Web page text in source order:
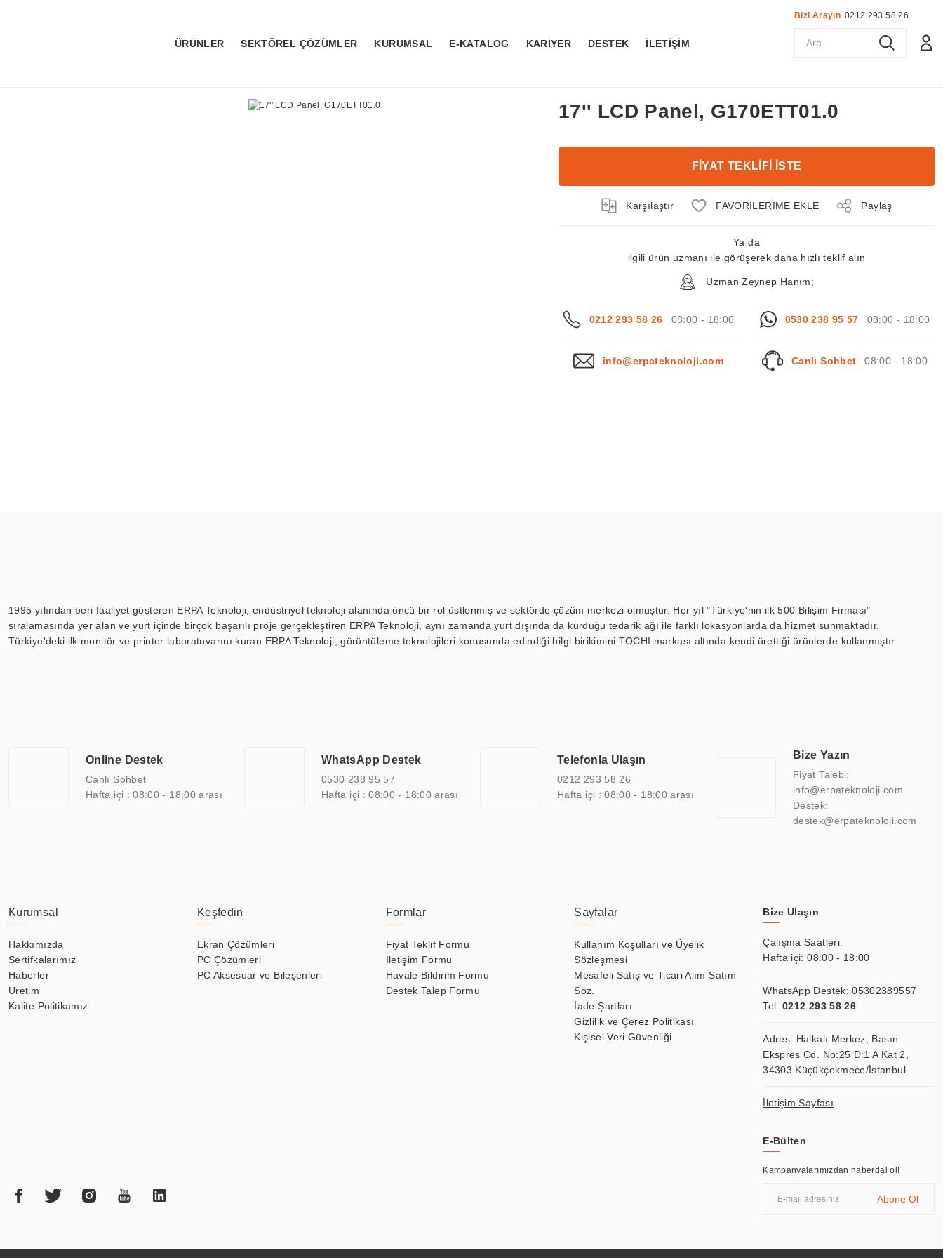
ÜRÜNLER SEKTÖREL ÇÖZÜMLER KURUMSAL E-KATALOG KARİYER DESTEK İLETİŞİM
Bizi Arayın 0212 293 58 26
17'' LCD Panel, G170ETT01.0
FİYAT TEKLİFİ İSTE
Karşılaştır Paylaş
Ya da
ilgili ürün uzmanı ile görüşerek daha hızlı teklif alın
Uzman Zeynep Hanım;
0212 293 58 26 08:00 - 18:00 0530 238 95 57 08:00 - 18:00
info@erpateknoloji.com Canlı Sohbet 08:00 - 18:00
1995 yılından beri faaliyet gösteren ERPA Teknoloji, endüstriyel teknoloji alanında öncü bir rol üstlenmiş ve sektörde çözüm merkezi olmuştur. Her yıl "Türkiye'nin ilk 500 Bilişim Firması"
sıralamasında yer alan ve yurt içinde birçok başarılı proje gerçekleştiren ERPA Teknoloji, aynı zamanda yurt dışında da kurduğu tedarik ağı ile farklı lokasyonlarda da hizmet sunmaktadır.
Türkiye'deki ilk monitör ve printer laboratuvarını kuran ERPA Teknoloji, görüntüleme teknolojileri konusunda edindiği bilgi birikimini TOCHI markası altında kendi ürettiği ürünlerde kullanmıştır.
arasında yer almaktadır. ERPA Teknoloji, uluslararası standartlarda kalite belgelerine ve sertifikalara sahip olup, etik değerlere bağlı bir şekilde hareket etmektedir. Kaliteli ekipmanı, uzman kadroları,
yılların getirdiği bilgi ve tecrübe ile birleştiren ERPA Teknoloji, özel çözümleri ile iş ortaklarının öne çıkmasına ve sürekli gelişimine katkı sağlamaktadır.
Online Destek
Canlı Sohbet
Hafta içi : 08:00 - 18:00 arası
WhatsApp Destek
0530 238 95 57
Hafta içi : 08:00 - 18:00 arası
Telefonla Ulaşın
0212 293 58 26
Hafta içi : 08:00 - 18:00 arası
Bize Yazın
Fiyat Talebi:
info@erpateknoloji.com
Destek:
destek@erpateknoloji.com
Kurumsal
Hakkımızda
Sertifkalarımız
Haberler
Üretim
Kalite Politikamız
Keşfedin
Ekran Çözümleri
PC Çözümleri
PC Aksesuar ve Bileşenleri
Formlar
Fiyat Teklif Formu
İletişim Formu
Havale Bildirim Formu
Destek Talep Formu
Sayfalar
Kullanım Koşulları ve Üyelik
Sözleşmesi
Mesafeli Satış ve Ticari Alım Satım
Söz.
İade Şartları
Gizlilik ve Çerez Politikası
Kişisel Veri Güvenliği
Bize Ulaşın
Çalışma Saatleri:
Hafta içi: 08:00 - 18:00
WhatsApp Destek:05302389557
Tel: 0212 293 58 26
Adres: Halkalı Merkez, Basın
Ekspres Cd. No:25 D:1 A Kat 2,
34303 Küçükçekmece/İstanbul
İletişim Sayfası
E-Bülten
Kampanyalarımızdan haberdal ol!
Abone Ol